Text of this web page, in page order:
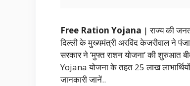
Free Ration Yojana | राज्य की
दिल्ली के मुख्यमंत्री अरविंद केजरीवाल ने
सरकार ने ‘मुफ्त राशन योजना’ की
Yojana योजना के तहत 25 लाख
जानकारी जानें..